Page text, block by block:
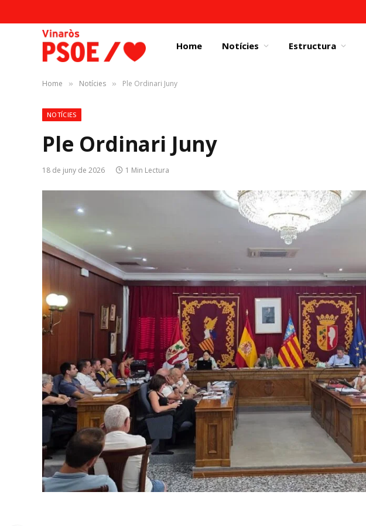
Home Notícies Estructura
Home » Notícies » Ple Ordinari Juny
NOTÍCIES
Ple Ordinari Juny
18 de juny de 2026 1 Min Lectura